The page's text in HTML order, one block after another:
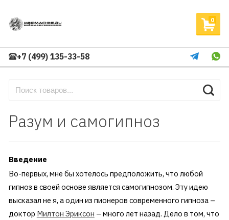
0
+7 (499) 135-33-58
Разум и самогипноз
Введение
Во-первых, мне бы хотелось предположить, что любой
гипноз в своей основе является самогипнозом. Эту идею
высказал не я, а один из пионеров современного гипноза –
доктор Милтон Эриксон – много лет назад. Дело в том, что